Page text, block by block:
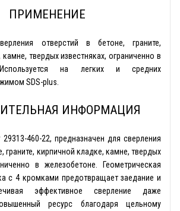
ПРИМЕНЕНИЕ
отверстий в бетоне, граните,
твердых известняках, ограниченно в
Используется на легких и средних
SDS-plus.
ИНФОРМАЦИЯ
460-22, предназначен для сверления
граните, кирпичной кладке, камне, твердых
в железобетоне. Геометрическая
с 4 кромками предотвращает заедание и
эффективное сверление даже
ресурс благодаря цельному